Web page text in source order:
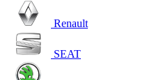
Renault
SEAT